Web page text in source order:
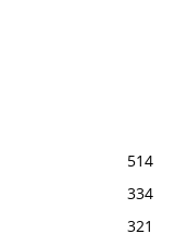
514
334
321